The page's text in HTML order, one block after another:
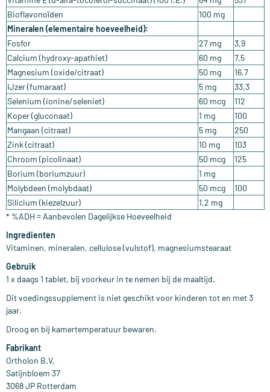
Bioflavonoïden
100 mg
Mineralen (elementaire hoeveelheid):
Fosfor
27 mg
3,9
Calcium (hydroxy-apathiet)
60 mg
7,5
Magnesium (oxide/citraat)
50 mg
16,7
IJzer (fumaraat)
5 mg
33,3
Selenium (ionine/seleniet)
60 mcg
112
Koper (gluconaat)
1 mg
100
Mangaan (citraat)
5 mg
250
Zink (citraat)
10 mg
103
Chroom (picolinaat)
50 mcg
125
Borium (boriumzuur)
1 mg
Molybdeen (molybdaat)
50 mcg
100
Silicium (kiezelzuur)
1,2 mg
* %ADH = Aanbevolen Dagelijkse Hoeveelheid
Ingredienten
Vitaminen, mineralen, cellulose (vulstof), magnesiumstearaat
Gebruik
1 x daags 1 tablet, bij voorkeur in te nemen bij de maaltijd.
Dit voedingssupplement is niet geschikt voor kinderen tot en met 3
jaar.
Droog en bij kamertemperatuur bewaren.
Fabrikant
Ortholon B.V.
Satijnbloem 37
3068 JP Rotterdam